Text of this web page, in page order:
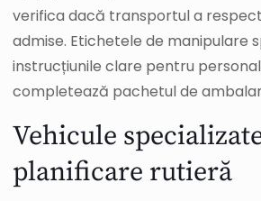
verifica dacă transportul a
admise. Etichetele de manipulare
instrucțiunile clare pentru
completează pachetul de
Vehicule
planificare rutieră